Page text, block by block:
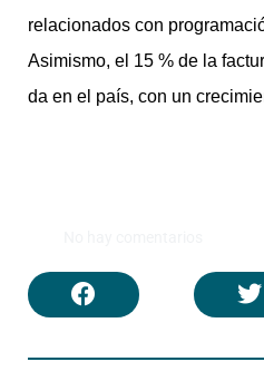
relacionados con
Asimismo, el 15 % de la
da en el país, con un